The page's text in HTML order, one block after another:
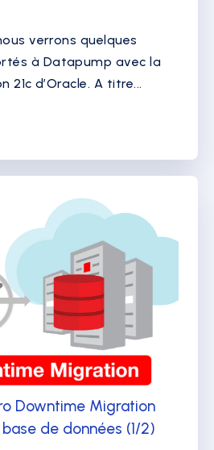
verrons quelques
à Datapump avec la
21c d’Oracle. A titre...
Downtime Migration
de données (1/2)